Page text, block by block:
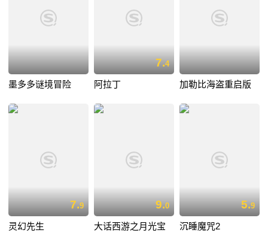
墨多多谜境冒险
7.4
阿拉丁 加勒比海盗重启版
7.9
灵幻先生
9.0
大话西游之月光宝
5.9
沉睡魔咒2